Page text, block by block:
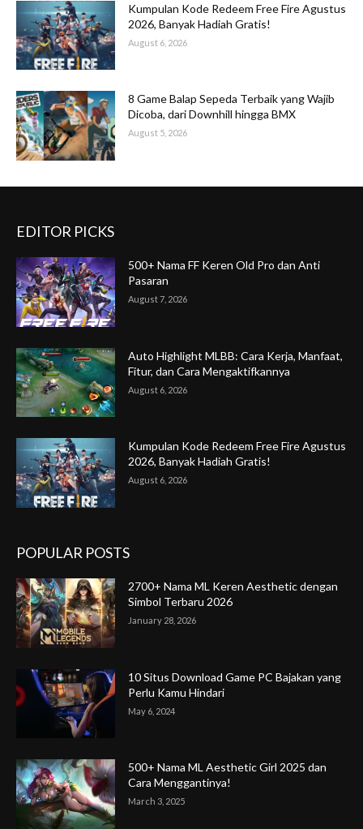
Kumpulan Kode Redeem Free Fire Agustus
2026, Banyak Hadiah Gratis!
August 6, 2026
8 Game Balap Sepeda Terbaik yang Wajib
Dicoba, dari Downhill hingga BMX
August 5, 2026
EDITOR PICKS
500+ Nama FF Keren Old Pro dan Anti
Pasaran
August 7, 2026
Auto Highlight MLBB: Cara Kerja, Manfaat,
Fitur, dan Cara Mengaktifkannya
August 6, 2026
Kumpulan Kode Redeem Free Fire Agustus
2026, Banyak Hadiah Gratis!
August 6, 2026
POPULAR POSTS
2700+ Nama ML Keren Aesthetic dengan
Simbol Terbaru 2026
January 28, 2026
10 Situs Download Game PC Bajakan yang
Perlu Kamu Hindari
May 6, 2024
500+ Nama ML Aesthetic Girl 2025 dan
Cara Menggantinya!
March 3, 2025